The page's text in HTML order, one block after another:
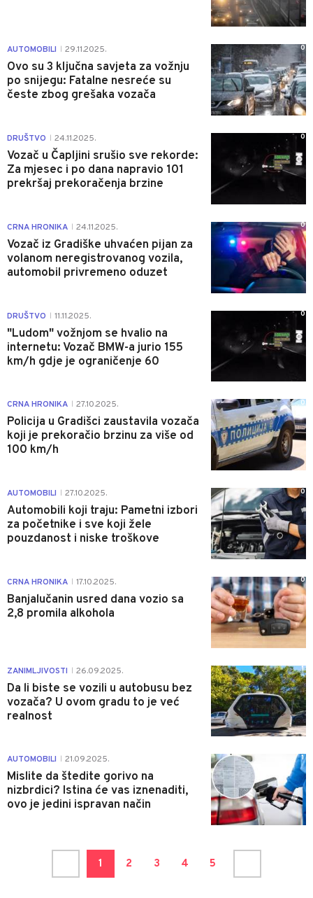
AUTOMOBILI 29.11.2025.
Ovo su 3 ključna savjeta za vožnju
po snijegu: Fatalne nesreće su
česte zbog grešaka vozača
0
DRUŠTVO 24.11.2025.
Vozač u Čapljini srušio sve rekorde:
Za mjesec i po dana napravio 101
prekršaj prekoračenja brzine
0
CRNA HRONIKA 24.11.2025.
Vozač iz Gradiške uhvaćen pijan za
volanom neregistrovanog vozila,
automobil privremeno oduzet
0
DRUŠTVO 11.11.2025.
"Ludom" vožnjom se hvalio na
internetu: Vozač BMW-a jurio 155
km/h gdje je ograničenje 60
0
CRNA HRONIKA 27.10.2025.
Policija u Gradišci zaustavila vozača
koji je prekoračio brzinu za više od
100 km/h
0
AUTOMOBILI 27.10.2025.
Automobili koji traju: Pametni izbori
za početnike i sve koji žele
pouzdanost i niske troškove
0
CRNA HRONIKA 17.10.2025.
Banjalučanin usred dana vozio sa
2,8 promila alkohola
0
ZANIMLJIVOSTI 26.09.2025.
Da li biste se vozili u autobusu bez
vozača? U ovom gradu to je već
realnost
1
AUTOMOBILI 21.09.2025.
Mislite da štedite gorivo na
nizbrdici? Istina će vas iznenaditi,
ovo je jedini ispravan način
1
1 2 3 4 5